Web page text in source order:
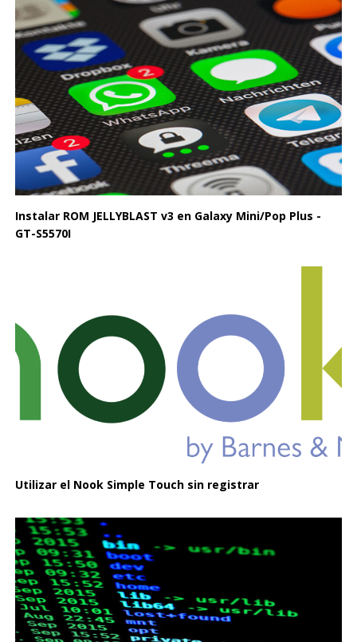
Instalar ROM JELLYBLAST v3 en Galaxy Mini/Pop Plus -
GT-S5570I
Utilizar el Nook Simple Touch sin registrar